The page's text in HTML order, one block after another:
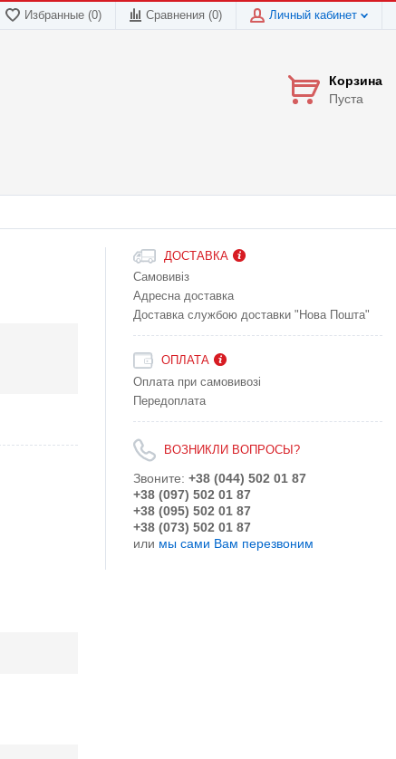
Избранные (0) Сравнения (0) Личный кабинет
Корзина
Пуста
ДОСТАВКА
Самовивіз
Адресна доставка
Доставка службою доставки "Нова Пошта"
ОПЛАТА
Оплата при самовивозі
Передоплата
ВОЗНИКЛИ ВОПРОСЫ?
Звоните: +38 (044) 502 01 87
+38 (097) 502 01 87
+38 (095) 502 01 87
+38 (073) 502 01 87
или мы сами Вам перезвоним